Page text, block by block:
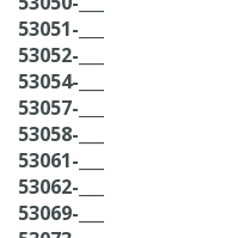
53051-___
53052-___
53054-___
53057-___
53058-___
53061-___
53062-___
53069-___